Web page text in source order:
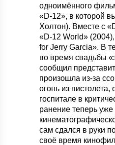
одноимённого
«D-12», в которой
Холтон). Вместе с
«D-12 World»
for Jerry Garcia». В
во время свадьбы
сообщил
произошла из-за
огонь из
госпитале в
ранение теперь
сам сдался в руки
своё время